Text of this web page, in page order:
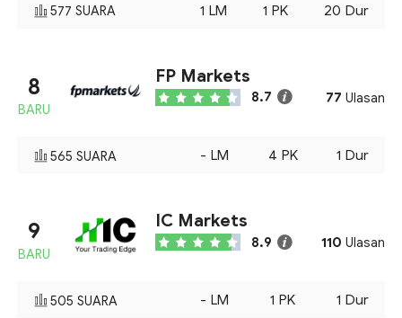
577 SUARA 1 LM 1 PK 20 Dur
8
BARU
FP Markets
8.7 77 Ulasan
565 SUARA - LM 4 PK 1 Dur
9
BARU
IC Markets
8.9 110 Ulasan
505 SUARA - LM 1 PK 1 Dur